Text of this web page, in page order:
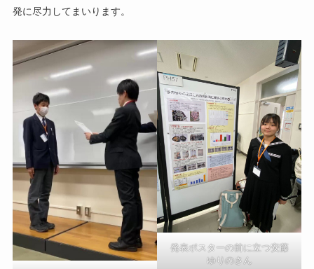
発に尽力してまいります。
発表ポスターの前に立つ安藤
ゆりのさん